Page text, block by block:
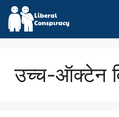
Skip
content
उच्च-ऑक्टेन